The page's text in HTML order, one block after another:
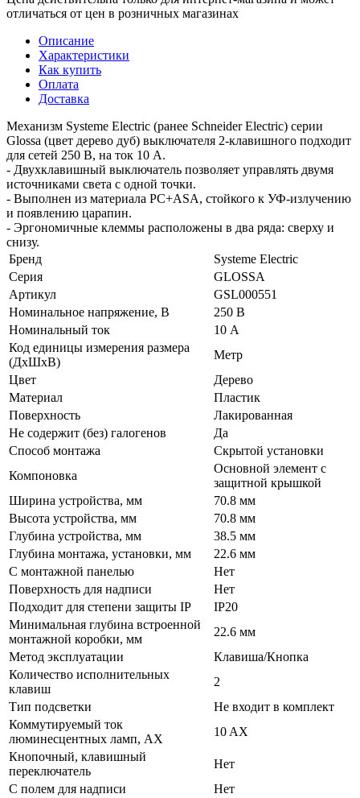
отличаться от цен в розничных магазинах
Описание
Характеристики
Как купить
Оплата
Доставка
Механизм Systeme Electric (ранее Schneider Electric) серии
Glossa (цвет дерево дуб) выключателя 2-клавишного подходит
для сетей 250 В, на ток 10 А.
- Двухклавишный выключатель позволяет управлять двумя
источниками света с одной точки.
- Выполнен из материала PС+ASA, стойкого к УФ-излучению
и появлению царапин.
- Эргономичные клеммы расположены в два ряда: сверху и
снизу.
Бренд
Systeme Electric
Серия
GLOSSA
Артикул
GSL000551
Номинальное напряжение, В
250 В
Номинальный ток
10 А
Код единицы измерения размера
(ДхШхВ)
Метр
Цвет
Дерево
Материал
Пластик
Поверхность
Лакированная
Не содержит (без) галогенов
Да
Способ монтажа
Скрытой установки
Компоновка
Основной элемент с
защитной крышкой
Ширина устройства, мм
70.8 мм
Высота устройства, мм
70.8 мм
Глубина устройства, мм
38.5 мм
Глубина монтажа, установки, мм
22.6 мм
С монтажной панелью
Нет
Поверхность для надписи
Нет
Подходит для степени защиты IP
IP20
Минимальная глубина встроенной
монтажной коробки, мм
22.6 мм
Метод эксплуатации
Клавиша/Кнопка
Количество исполнительных
клавиш
2
Тип подсветки
Не входит в комплект
Коммутируемый ток
люминесцентных ламп, AX
10 AX
Кнопочный, клавишный
переключатель
Нет
С полем для надписи
Нет